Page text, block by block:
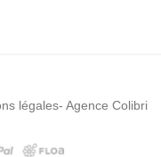
légales- Agence Colibri